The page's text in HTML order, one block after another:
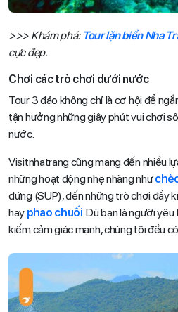
>>> Khám phá: Tour lặn biển Nha
cực đẹp.
Chơi các trò chơi dưới nước
Tour 3 đảo không chỉ là cơ hội để
tận hưởng những giây phút vui chơi
nước.
Visitnhatrang cũng mang đến nhiều
những hoạt động nhẹ nhàng như
đứng (SUP), đến những trò chơi đầy
hay phao chuối. Dù bạn là người
kiếm cảm giác mạnh, chúng tôi đều